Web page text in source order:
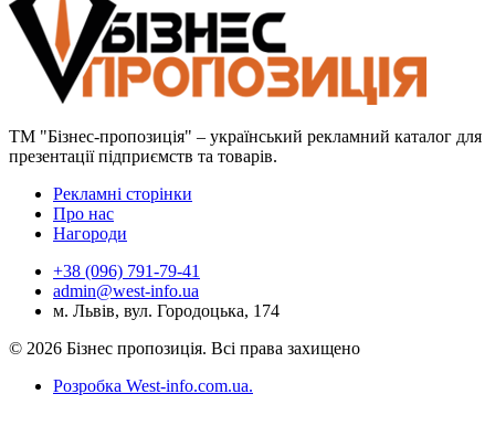
ТМ "Бізнес-пропозиція" – український рекламний каталог для
презентації підприємств та товарів.
Рекламні сторінки
Про нас
Нагороди
+38 (096) 791-79-41
admin@west-info.ua
м. Львів, вул. Городоцька, 174
© 2026 Бізнес пропозиція. Всі права захищено
Розробка West-info.com.ua.